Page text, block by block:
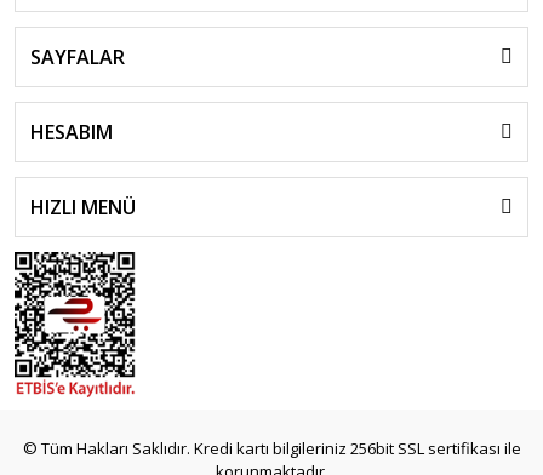
SAYFALAR
HESABIM
HIZLI MENÜ
© Tüm Hakları Saklıdır. Kredi kartı bilgileriniz 256bit SSL sertifikası ile